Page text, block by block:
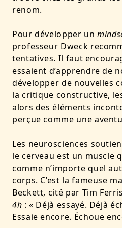
renom.
Pour développer un
professeur Dweck
tentatives. Il faut
essaient d’apprendre de
développer de nouvelles
la critique constructive,
alors des éléments
perçue comme une
Les neurosciences
le cerveau est un muscle
comme n’importe quel
corps. C’est la fameuse
Beckett, cité par Tim
4h : « Déjà essayé. Déjà
Essaie encore. Échoue